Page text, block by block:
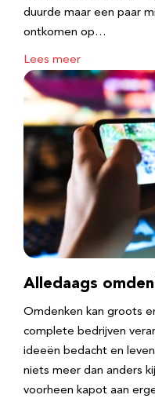
duurde maar een paar
ontkomen op…
Lees meer
Alledaags
Omdenken kan groots
complete bedrijven
ideeën bedacht en
niets meer dan anders
voorheen kapot aan